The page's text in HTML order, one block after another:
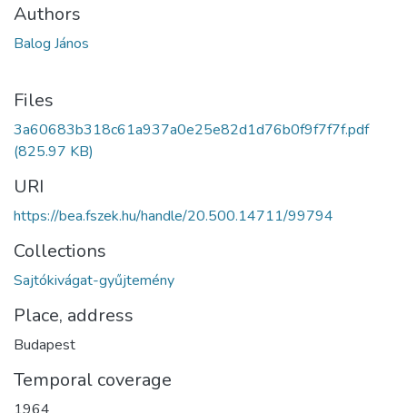
Authors
Balog János
Files
3a60683b318c61a937a0e25e82d1d76b0f9f7f7f.pdf
(825.97 KB)
URI
https://bea.fszek.hu/handle/20.500.14711/99794
Collections
Sajtókivágat-gyűjtemény
Place, address
Budapest
Temporal coverage
1964